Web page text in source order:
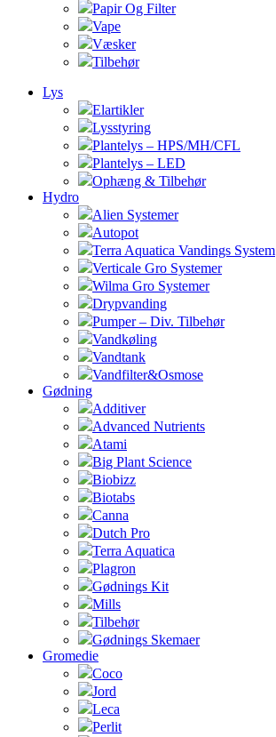
Papir Og Filter
Vape
Væsker
Tilbehør
Lys
Elartikler
Lysstyring
Plantelys – HPS/MH/CFL
Plantelys – LED
Ophæng & Tilbehør
Hydro
Alien Systemer
Autopot
Terra Aquatica Vandings System
Verticale Gro Systemer
Wilma Gro Systemer
Drypvanding
Pumper – Div. Tilbehør
Vandkøling
Vandtank
Vandfilter&Osmose
Gødning
Additiver
Advanced Nutrients
Atami
Big Plant Science
Biobizz
Biotabs
Canna
Dutch Pro
Terra Aquatica
Plagron
Gødnings Kit
Mills
Tilbehør
Gødnings Skemaer
Gromedie
Coco
Jord
Leca
Perlit